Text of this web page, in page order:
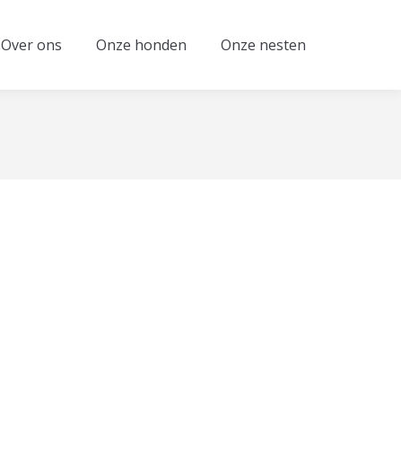
Over ons Onze honden Onze nesten